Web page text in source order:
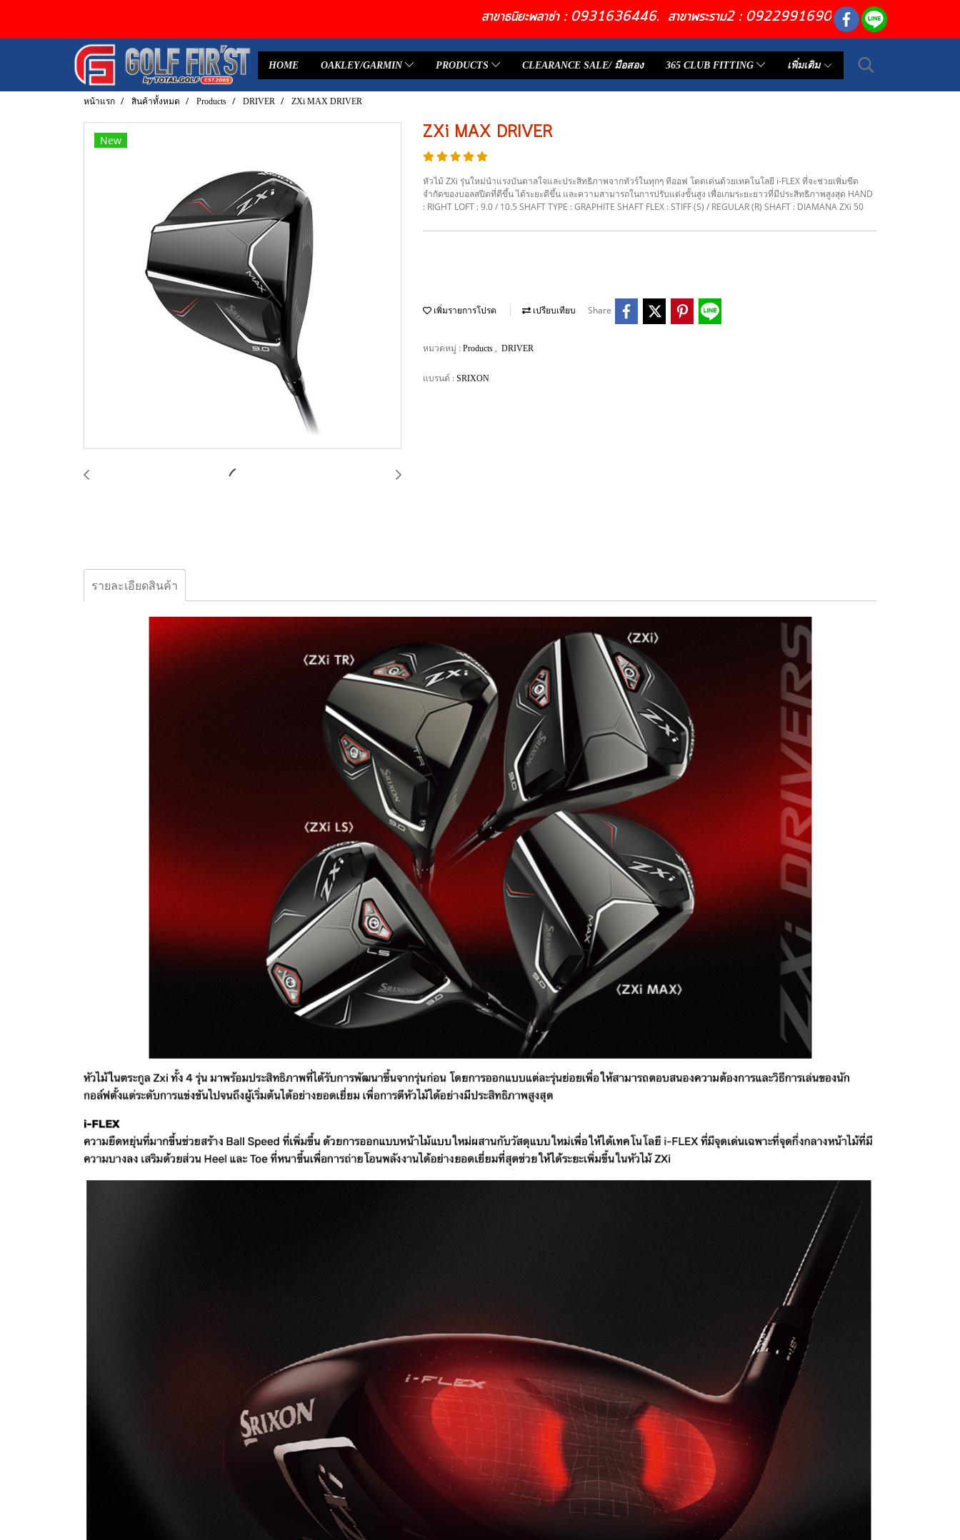
สาขาธนิยะพลาซ่า : 0931636446. สาขาพระราม2 : 0922991690
HOME OAKLEY/GARMIN PRODUCTS CLEARANCE SALE/ มือสอง 365 CLUB FITTING เพิ่มเติม
หน้าแรก สินค้าทั้งหมด Products DRIVER ZXi MAX DRIVER
New ZXi MAX DRIVER
หัวไม้ ZXi รุ่นใหม่นำแรงบันดาลใจและประสิทธิภาพจากทัวร์ในทุกๆ ทีออฟ โดดเด่นด้วยเทคโนโลยี i-FLEX ที่จะช่วยเพิ่มขีด
จำกัดของบอลสปีดที่ดีขึ้น ได้ระยะดีขึ้น และความสามารถในการปรับแต่งขั้นสูง เพื่อเกมระยะยาวที่มีประสิทธิภาพสูงสุด HAND
: RIGHT LOFT : 9.0 / 10.5 SHAFT TYPE : GRAPHITE SHAFT FLEX : STIFF (S) / REGULAR (R) SHAFT : DIAMANA ZXi 50
เพิ่มรายการโปรด เปรียบเทียบ Share
หมวดหมู่ : Products , DRIVER
แบรนด์ : SRIXON
รายละเอียดสินค้า